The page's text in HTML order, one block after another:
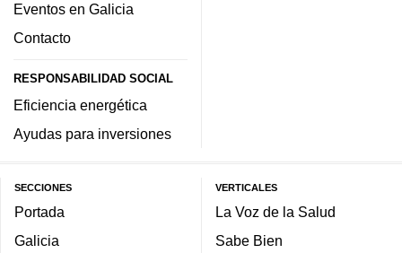
Eventos en Galicia
Contacto
RESPONSABILIDAD SOCIAL
Eficiencia energética
Ayudas para inversiones
SECCIONES
Portada
Galicia
VERTICALES
La Voz de la Salud
Sabe Bien